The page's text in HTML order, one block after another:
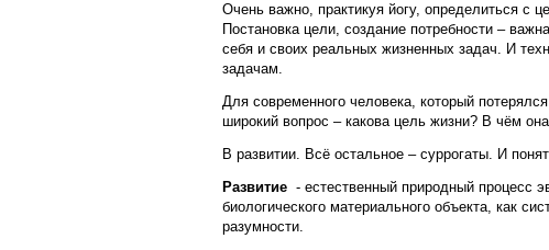
Очень важно, практикуя йогу, определиться с
Постановка цели, создание потребности –
себя и своих реальных жизненных задач. И
задачам.
Для современного человека, который
широкий вопрос – какова цель жизни? В чём
В развитии. Всё остальное – суррогаты. И
Развитие - естественный природный процесс
биологического материального объекта, как
разумности.